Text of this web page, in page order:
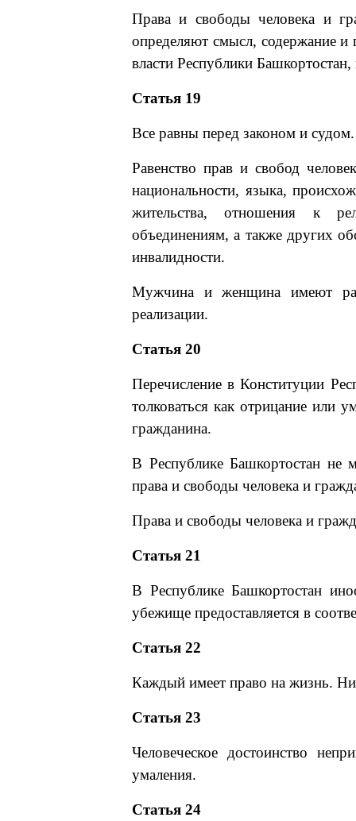
Права и свободы человека и
определяют смысл, содержание и
власти Республики
Статья 19
Все равны перед законом и судом.
Равенство прав и свобод
национальности, языка,
жительства, отношения к
объединениям, а также других
инвалидности.
Мужчина и женщина имеют
реализации.
Статья 20
Перечисление в Конституции
толковаться как отрицание или
гражданина.
В Республике Башкортостан
права и свободы человека и
Права и свободы человека и
Статья 21
В Республике Башкортостан
убежище предоставляется в
Статья 22
Каждый имеет право на жизнь.
Статья 23
Человеческое достоинство
умаления.
Статья 24